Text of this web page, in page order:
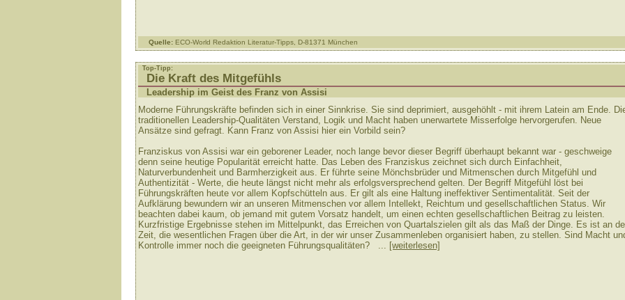
Quelle: ECO-World Redaktion Literatur-Tipps, D-81371 München
Top-Tipp:
Die Kraft des Mitgefühls
Leadership im Geist des Franz von Assisi
Moderne Führungskräfte befinden sich in einer Sinnkrise. Sie sind deprimiert, ausgehöhlt - mit ihrem Latein am Ende.
traditionellen Leadership-Qualitäten Verstand, Logik und Macht haben unerwartete Misserfolge hervorgerufen. Neue
Ansätze sind gefragt. Kann Franz von Assisi hier ein Vorbild sein?
Franziskus von Assisi war ein geborener Leader, noch lange bevor dieser Begriff überhaupt bekannt war - geschweige
denn seine heutige Popularität erreicht hatte. Das Leben des Franziskus zeichnet sich durch Einfachheit,
Naturverbundenheit und Barmherzigkeit aus. Er führte seine Mönchsbrüder und Mitmenschen durch Mitgefühl und
Authentizität - Werte, die heute längst nicht mehr als erfolgsversprechend gelten. Der Begriff Mitgefühl löst bei
Führungskräften heute vor allem Kopfschütteln aus. Er gilt als eine Haltung ineffektiver Sentimentalität. Seit der
Aufklärung bewundern wir an unseren Mitmenschen vor allem Intellekt, Reichtum und gesellschaftlichen Status. Wir
beachten dabei kaum, ob jemand mit gutem Vorsatz handelt, um einen echten gesellschaftlichen Beitrag zu leisten.
Kurzfristige Ergebnisse stehen im Mittelpunkt, das Erreichen von Quartalszielen gilt als das Maß der Dinge. Es ist an
Zeit, die wesentlichen Fragen über die Art, in der wir unser Zusammenleben organisiert haben, zu stellen. Sind Macht
Kontrolle immer noch die geeigneten Führungsqualitäten? ... [weiterlesen]